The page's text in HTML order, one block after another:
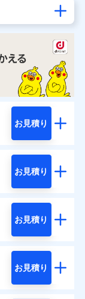
お見積り
お見積り
お見積り
お見積り